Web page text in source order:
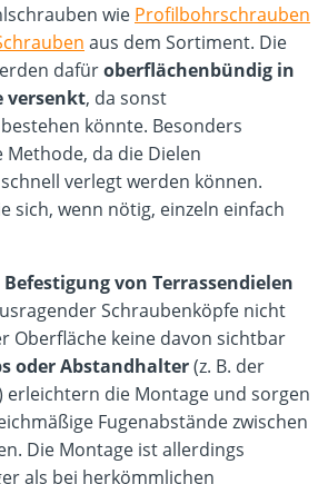
wie Profilbohrschrauben
aus dem Sortiment. Die
dafüroberflächenbündig in
versenkt, da sonst
könnte. Besonders
da die Dielen
verlegt werden können.
sich, wenn nötig, einzeln einfach
von Terrassendielen
Schraubenköpfe nicht
Oberfläche keine davon sichtbar
oder Abstandhalter(z. B. der
erleichtern die Montage und sorgen
Fugenabstände zwischen
Die Montage ist allerdings
als bei herkömmlichen